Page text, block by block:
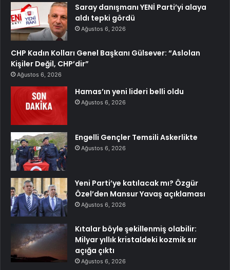
Saray danışmanı YENİ Parti’yi alaya
aldı tepki gördü
Ağustos 6, 2026
CHP Kadın Kolları Genel Başkanı Gülsever: “Aslolan
Kişiler Değil, CHP’dir”
Ağustos 6, 2026
Hamas’ın yeni lideri belli oldu
Ağustos 6, 2026
Engelli Gençler Temsili Askerlikte
Ağustos 6, 2026
Yeni Parti’ye katılacak mı? Özgür
Özel’den Mansur Yavaş açıklaması
Ağustos 6, 2026
Kıtalar böyle şekillenmiş olabilir:
Milyar yıllık kristaldeki kozmik sır
açığa çıktı
Ağustos 6, 2026